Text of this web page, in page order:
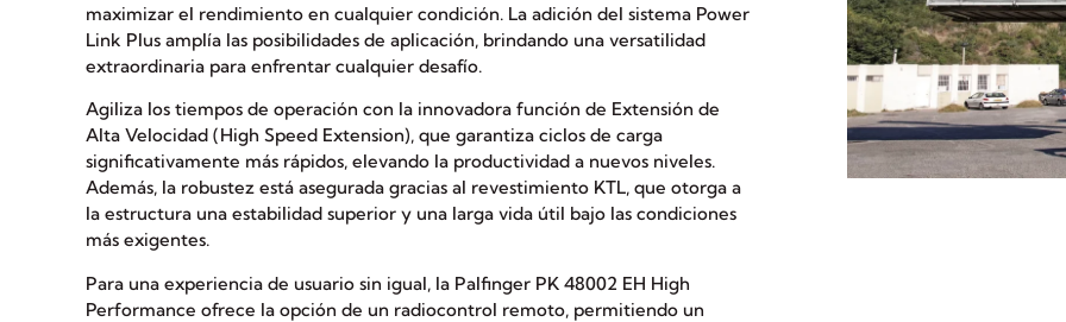
maximizar el rendimiento en cualquier condición. La adición del sistema Power
Link Plus amplía las posibilidades de aplicación, brindando una versatilidad
extraordinaria para enfrentar cualquier desafío.
Agiliza los tiempos de operación con la innovadora función de Extensión de
Alta Velocidad (High Speed Extension), que garantiza ciclos de carga
significativamente más rápidos, elevando la productividad a nuevos niveles.
Además, la robustez está asegurada gracias al revestimiento KTL, que otorga a
la estructura una estabilidad superior y una larga vida útil bajo las condiciones
más exigentes.
Para una experiencia de usuario sin igual, la Palfinger PK 48002 EH High
Performance ofrece la opción de un radiocontrol remoto, permitiendo un